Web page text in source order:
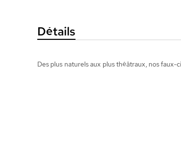
d’imagesDétails
Des plus naturels aux plus théâtraux, nos